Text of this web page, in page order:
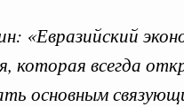
«Евразийский
которая всегда
основным